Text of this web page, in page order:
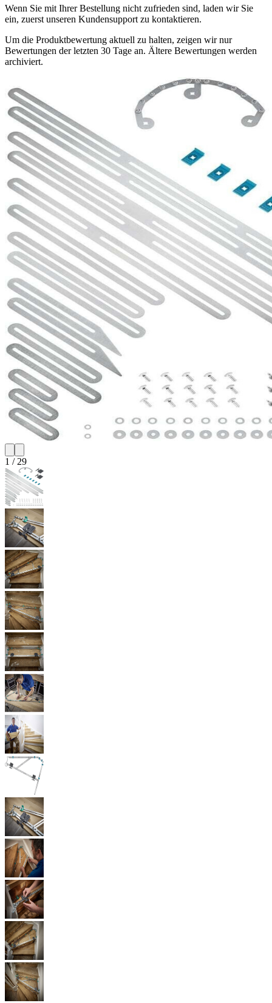
Wenn Sie mit Ihrer Bestellung nicht zufrieden sind, laden wir Sie
ein, zuerst unseren Kundensupport zu kontaktieren.
Um die Produktbewertung aktuell zu halten, zeigen wir nur
Bewertungen der letzten 30 Tage an. Ältere Bewertungen werden
archiviert.
1 / 29